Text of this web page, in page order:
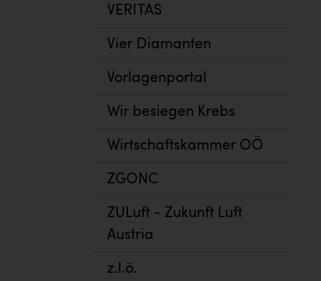
VERITAS
Vier Diamanten
Vorlagenportal
Wir besiegen Krebs
Wirtschaftskammer OÖ
ZGONC
ZULuft - Zukunft Luft
Austria
z.l.ö.